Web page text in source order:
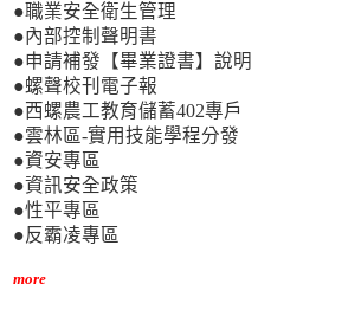
●職業安全衛生管理
●內部控制聲明書
●申請補發【畢業證書】說明
●螺聲校刊電子報
●西螺農工教育儲蓄402專戶
●雲林區-實用技能學程分發
●資安專區
●資訊安全政策
●性平專區
●反霸凌專區
more